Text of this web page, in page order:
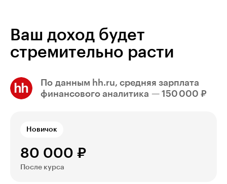
Ваш доход будет
стремительно расти
По данным hh.ru, средняя зарплата
финансового аналитика — 150 000 ₽
80 000 ₽
Новичок
После курса